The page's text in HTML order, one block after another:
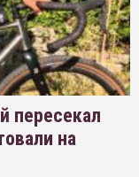
пересекал
на